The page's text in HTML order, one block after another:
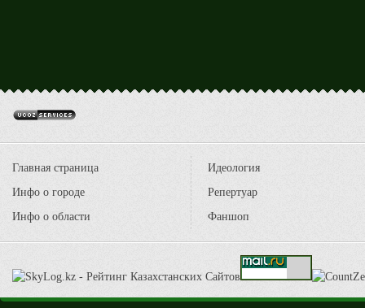
Главная страница
Инфо о городе
Инфо о области
Идеология
Репертуар
Фаншоп